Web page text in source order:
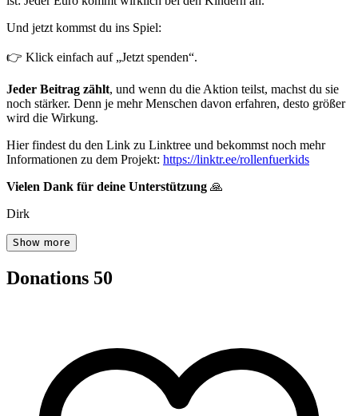
Und jetzt kommst du ins Spiel:
👉 Klick einfach auf „Jetzt spenden“.
Jeder Beitrag zählt, und wenn du die Aktion teilst, machst du sie
noch stärker. Denn je mehr Menschen davon erfahren, desto größer
wird die Wirkung.
Hier findest du den Link zu Linktree und bekommst noch mehr
Informationen zu dem Projekt: https://linktr.ee/rollenfuerkids
Vielen Dank für deine Unterstützung 🙏
Dirk
Show more
Donations 50